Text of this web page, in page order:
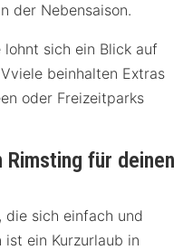
der Nebensaison.
lohnt sich ein Blick auf
beinhalten Extras
oder Freizeitparks
für deinen
die sich einfach und
ein Kurzurlaub in